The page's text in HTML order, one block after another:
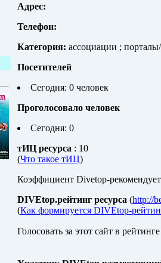
Адрес:
Телефон:
Категория: ассоциации ;
Посетителей
Сегодня: 0 человек
Проголосовало человек
Сегодня: 0
тИЦ ресурса : 10
(Что такое тИЦ)
Коэффициент Divetop-
DIVEtop.рейтинг ресурса (http://
(Как формируется DIVEtop-
Голосовать за этот сайт в рейтинге